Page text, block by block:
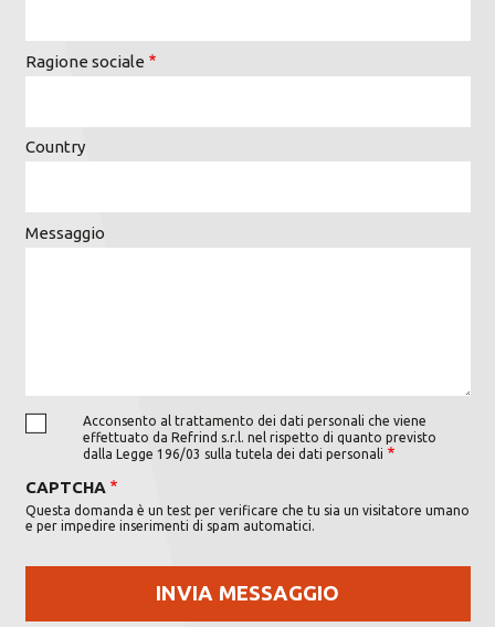
Ragione sociale
Country
Messaggio
Acconsento al trattamento dei dati personali che viene
effettuato da Refrind s.r.l. nel rispetto di quanto previsto
dalla Legge 196/03 sulla tutela dei dati personali
CAPTCHA
Questa domanda è un test per verificare che tu sia un visitatore umano
e per impedire inserimenti di spam automatici.